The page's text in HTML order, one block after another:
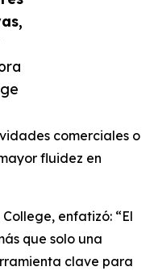
comerciales o
fluidez en
enfatizó: “El
que solo una
clave para